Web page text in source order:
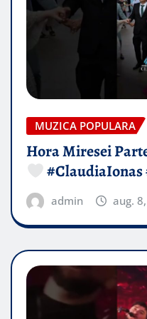
MUZICA POPULARA
Hora Miresei
admin aug.